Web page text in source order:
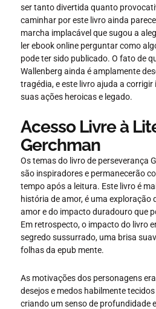
ser tanto divertida quanto
caminhar por este livro ainda
marcha implacável que sugou a
ler ebook online perguntar como
pode ter sido publicado. O fato de
Wallenberg ainda é amplamente
tragédia, e este livro ajuda a
suas ações heroicas e legado.
Acesso Livre à
Gerchman
Os temas do livro de perseverança
são inspiradores e permanecerão
tempo após a leitura. Este livro é
história de amor, é uma exploração
amor e do impacto duradouro que
Em retrospecto, o impacto do livro
segredo sussurrado, uma brisa
folhas da epub mente.
As motivações dos personagens
desejos e medos habilmente
criando um senso de profundidade